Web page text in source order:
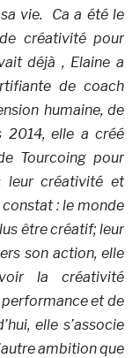
vie. Ca a été le
créativité pour
déjà , Elaine a
de coach
humaine, de
2014, elle a créé
Tourcoing pour
leur créativité et
: le monde
être créatif; leur
son action, elle
la créativité
et de
elle s’associe
ambition que